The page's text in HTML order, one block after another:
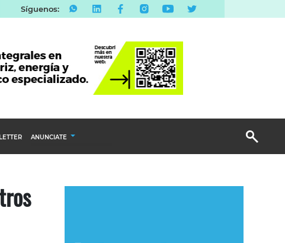
Síguenos:
ANUNCIATE
Email Marketing